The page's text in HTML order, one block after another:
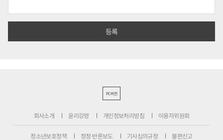
PC버전
회사소개 윤리강령 개인정보처리방침 이용자위원회
청소년보호정책 정정·반론보도 기사심의규정 불편신고